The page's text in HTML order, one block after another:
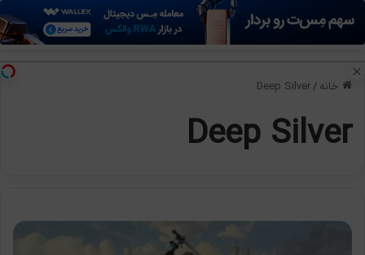
منو
خانه /
Deep Silver
Deep Silver